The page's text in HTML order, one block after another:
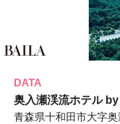
DATA
奥入瀬渓流ホテル
青森県十和田市大字